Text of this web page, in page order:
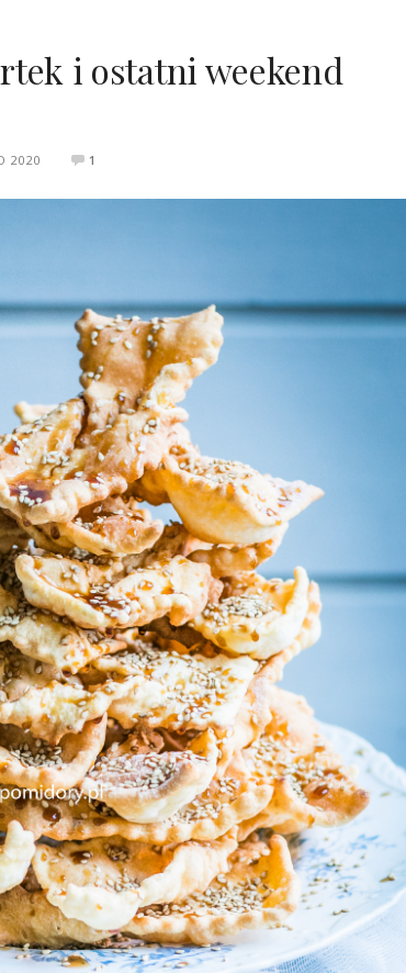
i ostatni weekend
2020 1